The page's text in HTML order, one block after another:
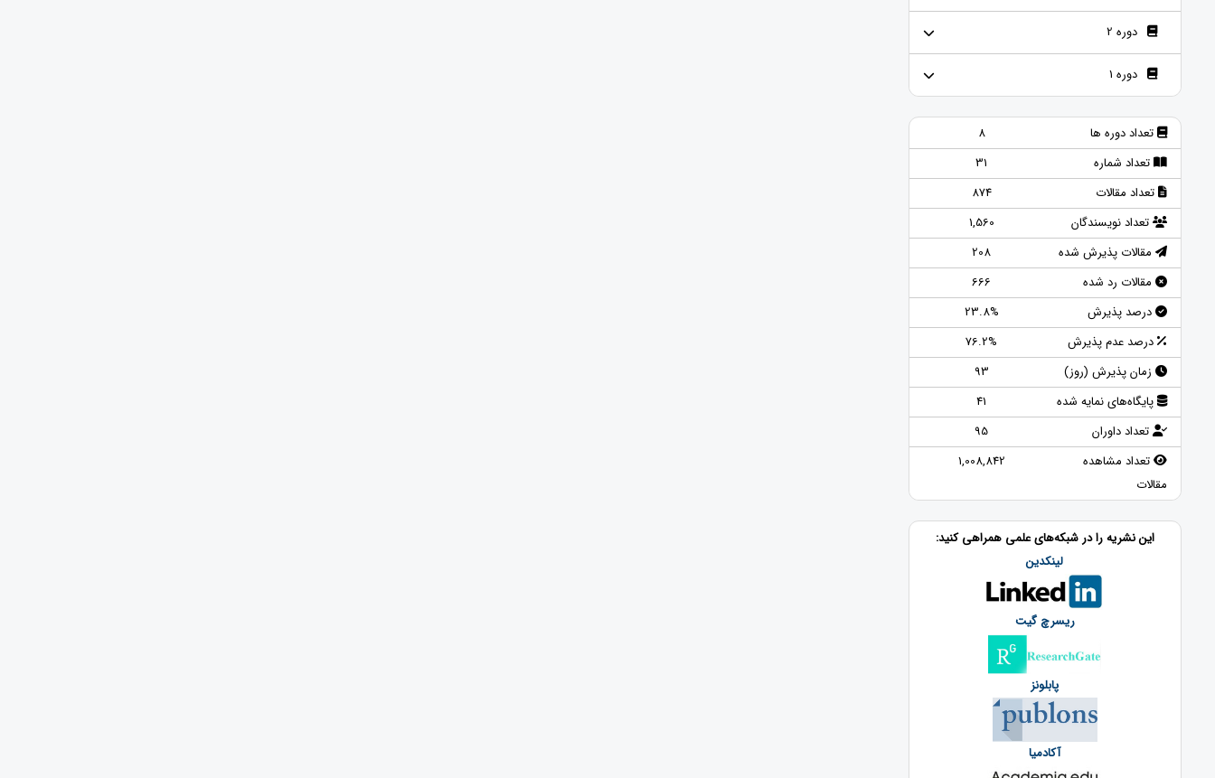
دوره 2
دوره 1
تعداد دوره ها
8
تعداد شماره
31
تعداد مقالات
874
تعداد نویسندگان
1,560
مقالات پذیرش شده
208
مقالات رد شده
666
درصد پذیرش
23.8%
درصد عدم پذیرش
76.2%
زمان پذیرش (روز)
93
پایگاه‌های نمایه شده
41
تعداد داوران
95
تعداد مشاهده
مقالات
1,008,842
این نشریه را در شبکه‌های علمی همراهی کنید:
لینکدین
ریسرچ گیت
پابلونز
آکادمیا